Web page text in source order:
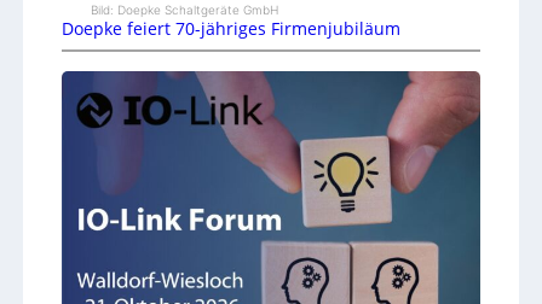
Bild: Doepke Schaltgeräte GmbH
Doepke feiert 70-jähriges Firmenjubiläum